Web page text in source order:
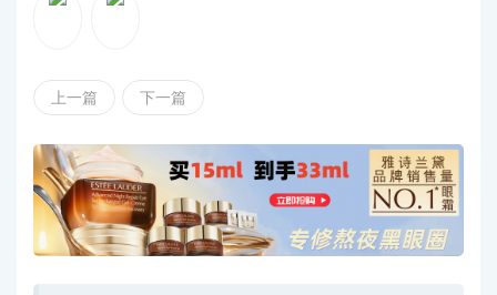
上一篇 下一篇